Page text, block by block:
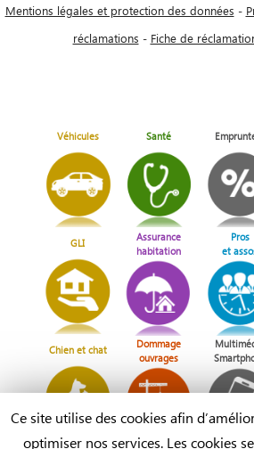
Mentions légales et protection des données -
réclamations - Fiche de
Véhicules Santé
GLI
Assurance
habitation
Pros
et
Chien et chat
Dommage
ouvrages
Ce site utilise des cookies afin
optimiser nos services. Les cookies